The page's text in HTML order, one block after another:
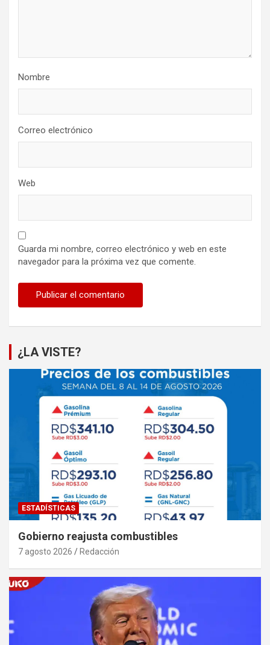
Nombre
Correo electrónico
Web
Guarda mi nombre, correo electrónico y web en este
navegador para la próxima vez que comente.
¿LA VISTE?
ESTADÍSTICAS
Gobierno reajusta combustibles
7 agosto 2026 Redacción